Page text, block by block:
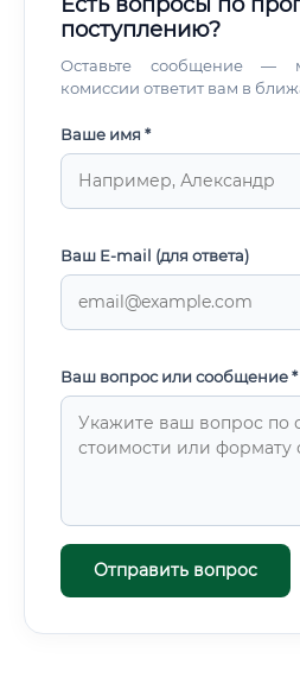
поступлению?
Оставьте сообщение —
комиссии ответит вам в
Ваше имя *
Ваш E-mail (для ответа)
Ваш вопрос или сообщение *
Отправить вопрос